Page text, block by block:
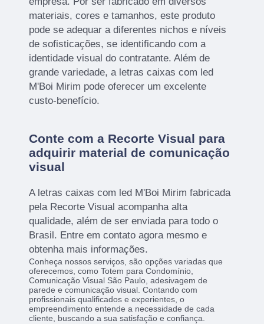
materiais, cores e tamanhos, este produto
pode se adequar a diferentes nichos e níveis
de sofisticações, se identificando com a
identidade visual do contratante. Além de
grande variedade, a letras caixas com led
M'Boi Mirim pode oferecer um excelente
custo-benefício.
Conte com a Recorte Visual para
adquirir material de comunicação
visual
A letras caixas com led M'Boi Mirim fabricada
pela Recorte Visual acompanha alta
qualidade, além de ser enviada para todo o
Brasil. Entre em contato agora mesmo e
obtenha mais informações.
Conheça nossos serviços, são opções variadas que
oferecemos, como Totem para Condomínio,
Comunicação Visual São Paulo, adesivagem de
parede e comunicação visual. Contando com
profissionais qualificados e experientes, o
empreendimento entende a necessidade de cada
cliente, buscando a sua satisfação e confiança.